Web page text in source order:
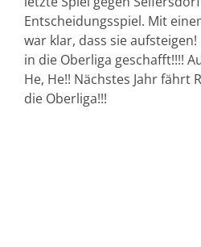
Entscheidungsspiel. Mit
war klar, dass sie
in die Oberliga geschafft!!!!
He, He!! Nächstes Jahr fährt
die Oberliga!!!